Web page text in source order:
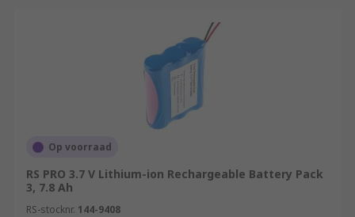
Op voorraad
RS PRO 3.7 V Lithium-ion Rechargeable Battery Pack
3, 7.8 Ah
RS-stocknr. 144-9408